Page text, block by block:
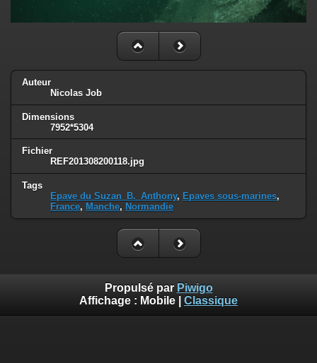
Auteur
Nicolas Job
Dimensions
7952*5304
Fichier
REF201308200118.jpg
Tags
Epave du Suzan_B._Anthony, Epaves sous-marines,
France, Manche, Normandie
Propulsé par Piwigo
Affichage : Mobile Classique